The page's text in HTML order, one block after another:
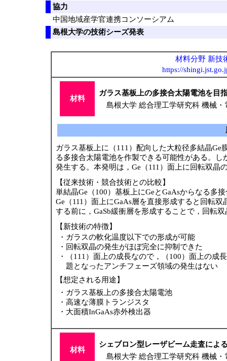
協力
中国地域産学官連携コンソーシアム
島根大学の技術シーズ発表
材料分野 新技
https://
材料
ガラス基板上の多接合太陽電池を目
島根大学 総合理工学研究科 機械
ガラス基板上に（111）配向した大粒径多結晶
る多接合太陽電池を作製できる可能性がある。
発生する。本発明は，Ge（111）面上に回転双晶
【従来技術・競合技術との比較】
単結晶Ge（100）基板上にGeとGaAsからなる多
Ge（111）面上にGaAs層を直接形成すると回転
する前に，GaSb緩衝層を形成することで，回転
【新技術の特徴】
・ ガラスの軟化温度以下での形成が可能
・ 回転双晶の発生がほぼ完全に抑制できた
・
（111）面上の成長なので，（100）面上の成
題となったアンチフェーズ領域の発生はない
【想定される用途】
・ ガラス基板上の多接合太陽電池
・ 高速な薄膜トランジスタ
・ 大面積InGaAs赤外検出器
材料
シェブロン型レーザビーム走査に
島根大学 総合理工学研究科 機械